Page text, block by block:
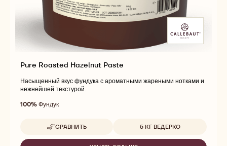
Pure Roasted Hazelnut Paste
Насыщенный вкус фундука с ароматными жареными нотками и
нежнейшей текстурой.
100% Фундук
СРАВНИТЬ
-
PURE
Доступные размеры
5 КГ ВЕДЕРКО